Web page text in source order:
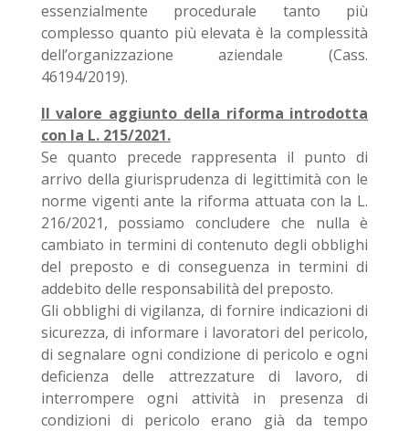
essenzialmente procedurale tanto più
complesso quanto più elevata è la complessità
dell’organizzazione aziendale (Cass.
46194/2019).
Il valore aggiunto della riforma introdotta
con la L. 215/2021.
Se quanto precede rappresenta il punto di
arrivo della giurisprudenza di legittimità con le
norme vigenti ante la riforma attuata con la L.
216/2021, possiamo concludere che nulla è
cambiato in termini di contenuto degli obblighi
del preposto e di conseguenza in termini di
addebito delle responsabilità del preposto.
Gli obblighi di vigilanza, di fornire indicazioni di
sicurezza, di informare i lavoratori del pericolo,
di segnalare ogni condizione di pericolo e ogni
deficienza delle attrezzature di lavoro, di
interrompere ogni attività in presenza di
condizioni di pericolo erano già da tempo